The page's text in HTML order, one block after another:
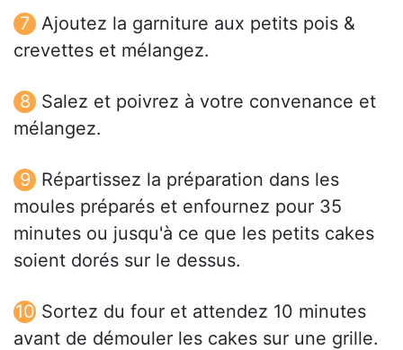
Ajoutez la garniture aux petits pois &
crevettes et mélangez.
Salez et poivrez à votre convenance et
mélangez.
Répartissez la préparation dans les
moules préparés et enfournez pour 35
minutes ou jusqu'à ce que les petits cakes
soient dorés sur le dessus.
Sortez du four et attendez 10 minutes
avant de démouler les cakes sur une grille.